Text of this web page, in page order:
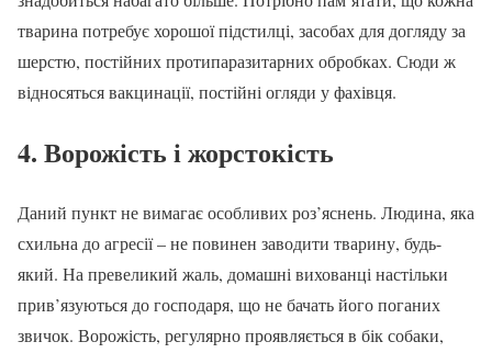
тварина потребує хорошої підстилці, засобах для догляду за
шерстю, постійних протипаразитарних обробках. Сюди ж
відносяться вакцинації, постійні огляди у фахівця.
4. Ворожість і жорстокість
Даний пункт не вимагає особливих роз’яснень. Людина, яка
схильна до агресії – не повинен заводити тварину, будь-
який. На превеликий жаль, домашні вихованці настільки
прив’язуються до господаря, що не бачать його поганих
звичок. Ворожість, регулярно проявляється в бік собаки,